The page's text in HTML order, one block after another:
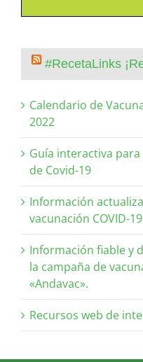
#RecetaLinks
Calendario de
2022
Guía interactiva
de Covid-19
Información
vacunación COVID-
Información fiable y
la campaña de
«Andavac».
Recursos web de